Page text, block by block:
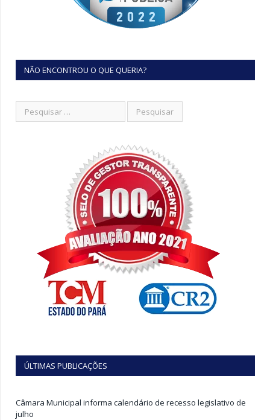
NÃO ENCONTROU O QUE QUERIA?
ÚLTIMAS PUBLICAÇÕES
Câmara Municipal informa calendário de recesso legislativo de
julho